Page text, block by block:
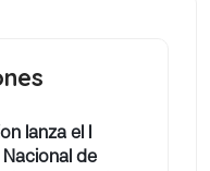
lanza el I
de